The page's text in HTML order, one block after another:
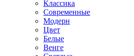
Классика
Современные
Модерн
Цвет
Белые
Венге